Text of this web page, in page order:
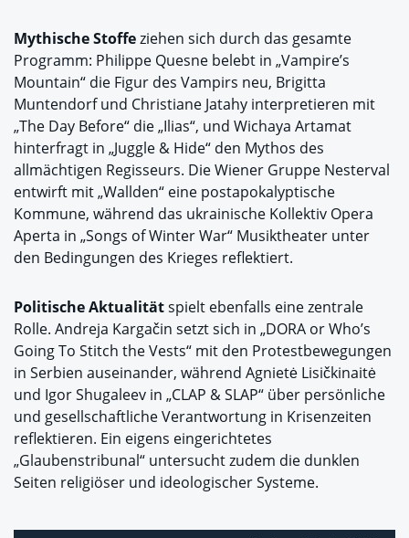
Mythische Stoffeziehen sich durch das gesamte
Programm: Philippe Quesne belebt in „Vampire’s
Mountain“ die Figur des Vampirs neu, Brigitta
Muntendorf und Christiane Jatahy interpretieren mit
„The Day Before“ die „Ilias“, und Wichaya Artamat
hinterfragt in „Juggle & Hide“ den Mythos des
allmächtigen Regisseurs. Die Wiener Gruppe Nesterval
entwirft mit „Wallden“ eine postapokalyptische
Kommune, während das ukrainische Kollektiv Opera
Aperta in „Songs of Winter War“ Musiktheater unter
den Bedingungen des Krieges reflektiert.
Politische Aktualitätspielt ebenfalls eine zentrale
Rolle. Andreja Kargačin setzt sich in „DORA or Who’s
Going To Stitch the Vests“ mit den Protestbewegungen
in Serbien auseinander, während Agnietė Lisičkinaitė
und Igor Shugaleev in „CLAP & SLAP“ über persönliche
und gesellschaftliche Verantwortung in Krisenzeiten
reflektieren. Ein eigens eingerichtetes
„Glaubenstribunal“ untersucht zudem die dunklen
Seiten religiöser und ideologischer Systeme.